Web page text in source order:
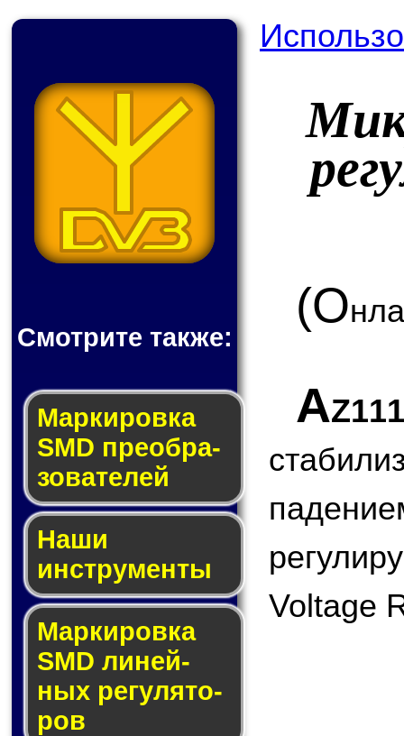
Смотрите также:
Мар­ки­ров­ка
SMD пре­об­ра­
зо­ва­те­лей
Наши
инструменты
Маркировка
SMD ли­ней­
ных ре­гу­ля­то­
ров
(О
A
Voltage